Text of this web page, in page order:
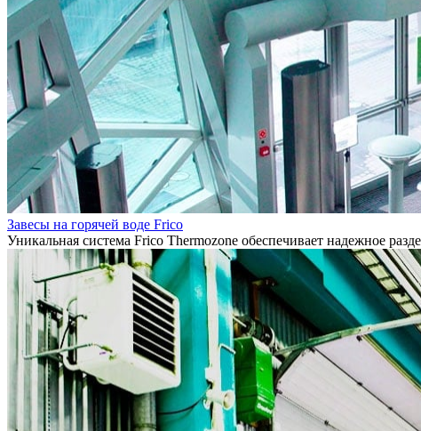
Завесы на горячей воде Frico
Уникальная система Frico Thermozone обеспечивает надежное